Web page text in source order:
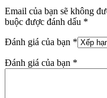
Email của bạn sẽ không
buộc được đánh dấu *
Đánh giá của bạn *
Đánh giá của bạn *